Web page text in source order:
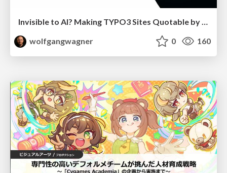
Invisible to AI? Making TYPO3 Sites Quotable by AI Search Systems
wolfgangwagner
0 160